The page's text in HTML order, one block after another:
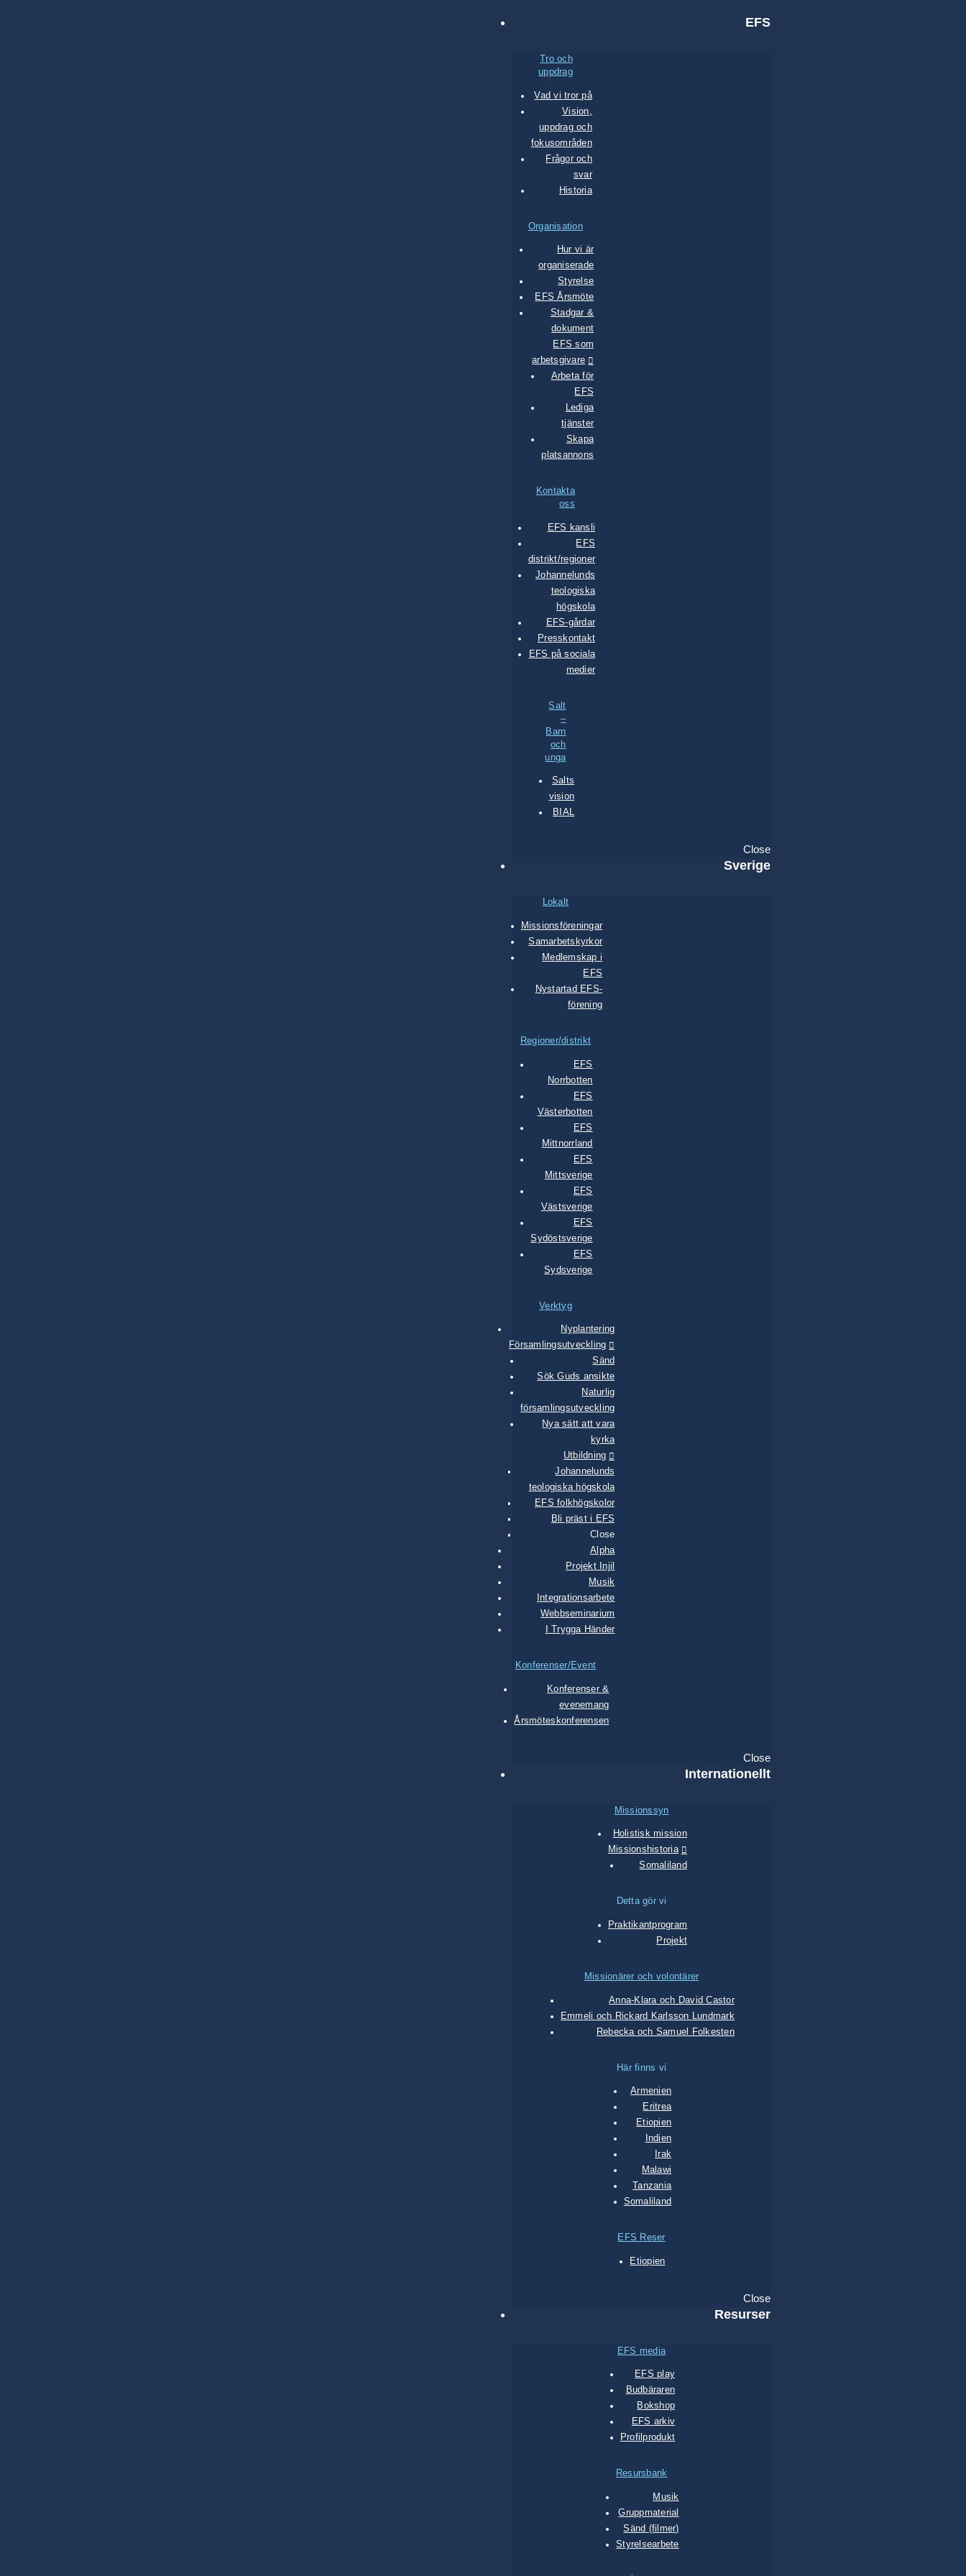
EFS
Tro och
uppdrag
Vad vi tror på
Vision,
uppdrag och
fokusområden
Frågor och
svar
Historia
Organisation
Hur vi är
organiserade
Styrelse
EFS Årsmöte
Stadgar &
dokument
EFS som
arbetsgivare
Arbeta för
EFS
Lediga
tjänster
Skapa
platsannons
Kontakta
oss
EFS kansli
EFS
distrikt/regioner
Johannelunds
teologiska
högskola
EFS-gårdar
Presskontakt
EFS på sociala
medier
Salt
–
Barn
och
unga
Salts
vision
BIAL
Close
Sverige
Lokalt
Missionsföreningar
Samarbetskyrkor
Medlemskap i
EFS
Nystartad EFS-
förening
Regioner/distrikt
EFS
Norrbotten
EFS
Västerbotten
EFS
Mittnorrland
EFS
Mittsverige
EFS
Västsverige
EFS
Sydöstsverige
EFS
Sydsverige
Verktyg
Nyplantering
Församlingsutveckling
Sänd
Sök Guds ansikte
Naturlig
församlingsutveckling
Nya sätt att vara
kyrka
Utbildning
Johannelunds
teologiska högskola
EFS folkhögskolor
Bli präst i EFS
Close
Alpha
Projekt Injil
Musik
Integrationsarbete
Webbseminarium
I Trygga Händer
Konferenser/Event
Konferenser &
evenemang
Årsmöteskonferensen
Close
Internationellt
Missionssyn
Holistisk mission
Missionshistoria
Somaliland
Detta gör vi
Praktikantprogram
Projekt
Missionärer och volontärer
Anna-Klara och David Castor
Emmeli och Rickard Karlsson Lundmark
Rebecka och Samuel Folkesten
Här finns vi
Armenien
Eritrea
Etiopien
Indien
Irak
Malawi
Tanzania
Somaliland
EFS Reser
Etiopien
Close
Resurser
EFS media
EFS play
Budbäraren
Bokshop
EFS arkiv
Profilprodukt
Resursbank
Musik
Gruppmaterial
Sänd (filmer)
Styrelsearbete